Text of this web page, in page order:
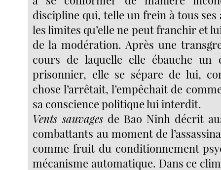
discipline qui, telle un frein à tous ses
les limites qu’elle ne peut franchir et
de la modération. Après une
cours de laquelle elle ébauche un
prisonnier, elle se sépare de lui,
chose l’arrêtait, l’empêchait de
sa conscience politique lui interdit.
Vents sauvages de Bao Ninh décrit
combattants au moment de
comme fruit du conditionnement
mécanisme automatique. Dans ce